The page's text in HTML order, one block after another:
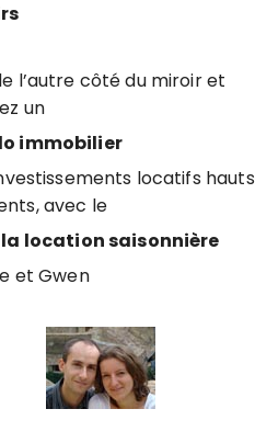
l’autre côté du miroir et
un
immobilier
locatifs hauts
avec le
location saisonnière
et Gwen